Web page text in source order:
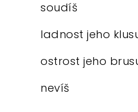
soudíš
ladnost jeho
ostrost jeho
nevíš